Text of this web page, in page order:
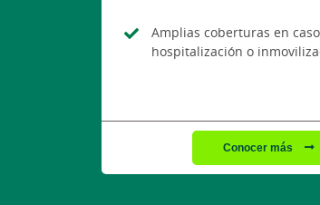
Amplias coberturas en
hospitalización o
Conocer más